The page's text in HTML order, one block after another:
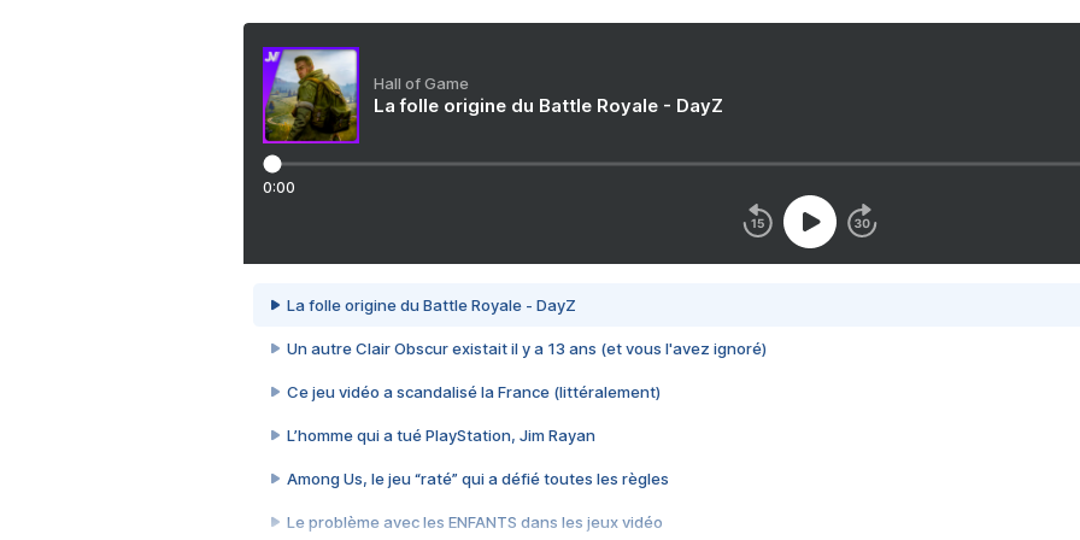
Hall of Game
La folle origine du Battle Royale - DayZ
0:00
La folle origine du Battle Royale - DayZ
Un autre Clair Obscur existait il y a 13 ans (et vous l'avez ignoré)
Ce jeu vidéo a scandalisé la France (littéralement)
L’homme qui a tué PlayStation, Jim Rayan
Among Us, le jeu “raté” qui a défié toutes les règles
Le problème avec les ENFANTS dans les jeux vidéo